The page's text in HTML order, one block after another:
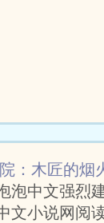
：木匠的烟
泡中文强烈
文小说网阅